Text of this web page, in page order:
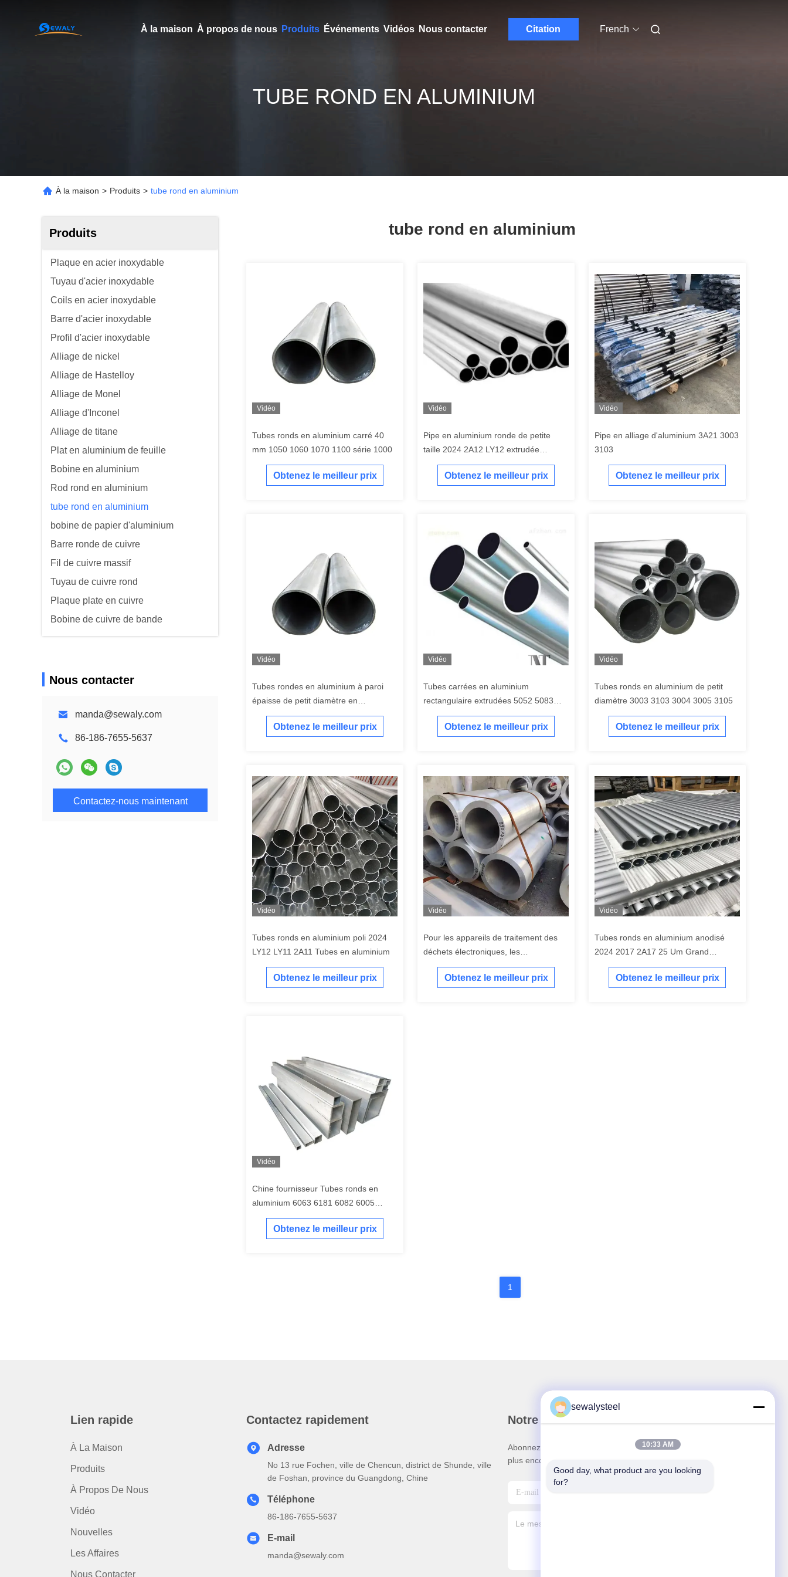
À la maison À propos de nous Produits Événements Vidéos Nous contacter Citation French
TUBE ROND EN ALUMINIUM
À la maison > Produits > tube rond en aluminium
Produits
Plaque en acier inoxydable
Tuyau d'acier inoxydable
Coils en acier inoxydable
Barre d'acier inoxydable
Profil d'acier inoxydable
Alliage de nickel
Alliage de Hastelloy
Alliage de Monel
Alliage d'Inconel
Alliage de titane
Plat en aluminium de feuille
Bobine en aluminium
Rod rond en aluminium
tube rond en aluminium
bobine de papier d'aluminium
Barre ronde de cuivre
Fil de cuivre massif
Tuyau de cuivre rond
Plaque plate en cuivre
Bobine de cuivre de bande
Nous contacter
manda@sewaly.com
86-186-7655-5637
Contactez-nous maintenant
tube rond en aluminium
Vidéo
Tubes ronds en aluminium carré 40
mm 1050 1060 1070 1100 série 1000
Obtenez le meilleur prix
Vidéo
Pipe en aluminium ronde de petite
taille 2024 2A12 LY12 extrudée
ISO9001
Obtenez le meilleur prix
Vidéo
Pipe en alliage d'aluminium 3A21 3003
3103
Obtenez le meilleur prix
Vidéo
Tubes rondes en aluminium à paroi
épaisse de petit diamètre en
aluminium anodisé
Obtenez le meilleur prix
Vidéo
Tubes carrées en aluminium
rectangulaire extrudées 5052 5083
5754 5005
Obtenez le meilleur prix
Vidéo
Tubes ronds en aluminium de petit
diamètre 3003 3103 3004 3005 3105
Obtenez le meilleur prix
Vidéo
Tubes ronds en aluminium poli 2024
LY12 LY11 2A11 Tubes en aluminium
Obtenez le meilleur prix
Vidéo
Pour les appareils de traitement des
déchets électroniques, les
caractéristiques suivantes doivent être
respectées:
Obtenez le meilleur prix
Vidéo
Tubes ronds en aluminium anodisé
2024 2017 2A17 25 Um Grand
diamètre
Obtenez le meilleur prix
Vidéo
Chine fournisseur Tubes ronds en
aluminium 6063 6181 6082 6005
Tubes en aluminium de 2 pouces
Obtenez le meilleur prix
1
Lien rapide
À La Maison
Produits
À Propos De Nous
Vidéo
Nouvelles
Les Affaires
Nous Contacter
Contactez rapidement
Adresse
No 13 rue Fochen, ville de Chencun, district de Shunde, ville
de Foshan, province du Guangdong, Chine
Téléphone
86-186-7655-5637
E-mail
manda@sewaly.com
Notre newsletter
Abonnez-vous à notre newsletter pour des réductions et
plus encore.
sewalysteel
10:33 AM
Good day, what product are you looking
for?